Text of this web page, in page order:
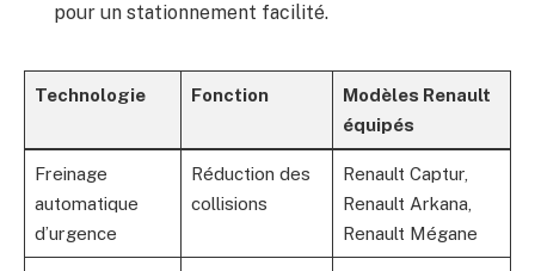
pour un stationnement facilité.
Technologie Fonction
Modèles Renault
équipés
Freinage
automatique
d’urgence
Réduction des
collisions
Renault Captur,
Renault Arkana,
Renault Mégane